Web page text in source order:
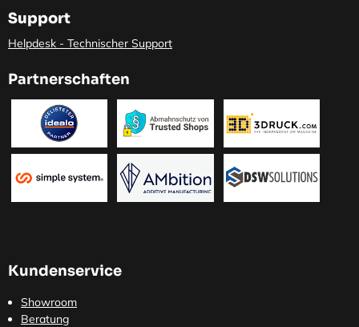
Support
Helpdesk - Technischer Support
Partnerschaften
Kundenservice
Showroom
Beratung